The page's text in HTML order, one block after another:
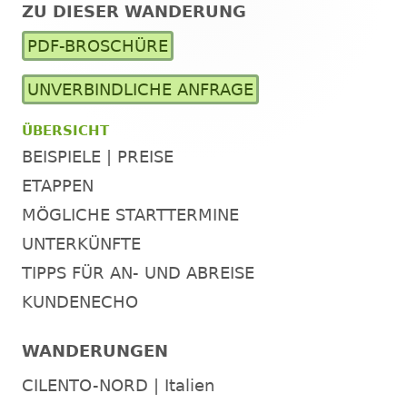
Haupt-
Seitenleiste
ZU DIESER WANDERUNG
PDF-BROSCHÜRE
UNVERBINDLICHE ANFRAGE
ÜBERSICHT
BEISPIELE | PREISE
ETAPPEN
MÖGLICHE STARTTERMINE
UNTERKÜNFTE
TIPPS FÜR AN- UND ABREISE
KUNDENECHO
WANDERUNGEN
CILENTO-NORD | Italien